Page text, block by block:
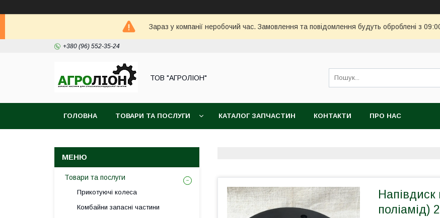
Зараз у компанії неробочий час. Замовлення та повідомлення будуть оброблені з
+380 (96) 552-35-24
ТОВ "АГРОЛІОН"
ГОЛОВНА ТОВАРИ ТА ПОСЛУГИ КАТАЛОГ ЗАПЧАСТИН КОНТАКТИ ПРО НАС
Напівдиск
поліамід)
Товари та послуги
Прикотуючі колеса
Комбайни запасні частини